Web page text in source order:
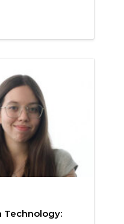
Technology: